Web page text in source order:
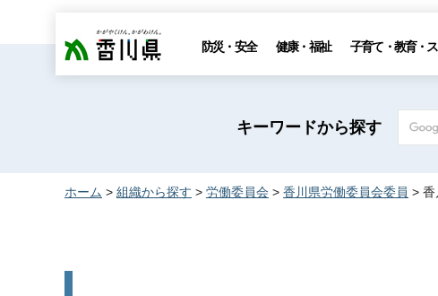
香川県 防災・安全 健康・福祉 子育て・教育・
キーワードから探す
ホーム > 組織から探す > 労働委員会 > 香川県労働委員会委員 > 香